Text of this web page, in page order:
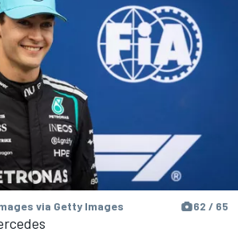
via Getty Images 62 / 65